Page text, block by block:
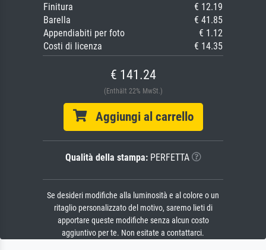
Finitura
€ 12.19
Barella
€ 41.85
Appendiabiti per foto
€ 1.12
Costi di licenza
€ 14.35
€ 141.24
(Enthält 22% MwSt.)
Aggiungi al carrello
Qualità della stampa:PERFETTA
Se desideri modifiche alla luminosità e al colore o un
ritaglio personalizzato del motivo, saremo lieti di
apportare queste modifiche senza alcun costo
aggiuntivo per te. Non esitate a contattarci.